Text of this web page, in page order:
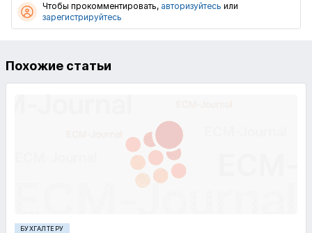
Чтобы прокомментировать, авторизуйтесь или
зарегистрируйтесь
Похожие статьи
БУХГАЛТЕРУ